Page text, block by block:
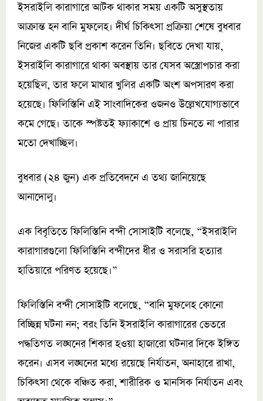
ইসরাইলি কারাগারে আটক থাকার সময় একটি অসুস্থতায়
আক্রান্ত হন বানি মুফলেহ। দীর্ঘ চিকিৎসা প্রক্রিয়া শেষে বুধবার
নিজের একটি ছবি প্রকাশ করেন তিনি। ছবিতে দেখা যায়,
ইসরাইলি কারাগারে থাকা অবস্থায় তার যেসব অস্ত্রোপচার করা
হয়েছিল, তার ফলে মাথার খুলির একটি অংশ অপসারণ করা
হয়েছে। ফিলিস্তিনি এই সাংবাদিকের ওজনও উল্লেখযোগ্যভাবে
কমে গেছে। তাকে স্পষ্টতই ফ্যাকাশে ও প্রায় চিনতে না পারার
মতো দেখাচ্ছিল।
বুধবার (২৪ জুন) এক প্রতিবেদনে এ তথ্য জানিয়েছে
আনাদোলু।
এক বিবৃতিতে ফিলিস্তিনি বন্দী সোসাইটি বলেছে, “ইসরাইলি
কারাগারগুলো ফিলিস্তিনি বন্দীদের ধীর ও সরাসরি হত্যার
হাতিয়ারে পরিণত হয়েছে।”
ফিলিস্তিনি বন্দী সোসাইটি বলেছে, “বানি মুফলেহ কোনো
বিচ্ছিন্ন ঘটনা নন; বরং তিনি ইসরাইলি কারাগারের ভেতরে
পদ্ধতিগত লঙ্ঘনের শিকার হওয়া হাজারো ঘটনার দিকে ইঙ্গিত
করেন। এসব লঙ্ঘনের মধ্যে রয়েছে নির্যাতন, অনাহারে রাখা,
চিকিৎসা থেকে বঞ্চিত করা, শারীরিক ও মানসিক নির্যাতন এবং